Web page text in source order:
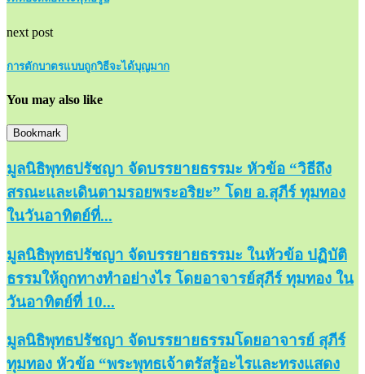
next post
การตักบาตรแบบถูกวิธีจะได้บุญมาก
You may also like
Bookmark
มูลนิธิพุทธปรัชญา จัดบรรยายธรรมะ หัวข้อ “วิธีถึง
สรณะและเดินตามรอยพระอริยะ” โดย อ.สุภีร์ ทุมทอง
ในวันอาทิตย์ที่...
มูลนิธิพุทธปรัชญา จัดบรรยายธรรมะ ในหัวข้อ ปฏิบัติ
ธรรมให้ถูกทางทำอย่างไร โดยอาจารย์สุภีร์ ทุมทอง ใน
วันอาทิตย์ที่ 10...
มูลนิธิพุทธปรัชญา จัดบรรยายธรรมโดยอาจารย์ สุภีร์
ทุมทอง หัวข้อ “พระพุทธเจ้าตรัสรู้อะไรและทรงแสดง